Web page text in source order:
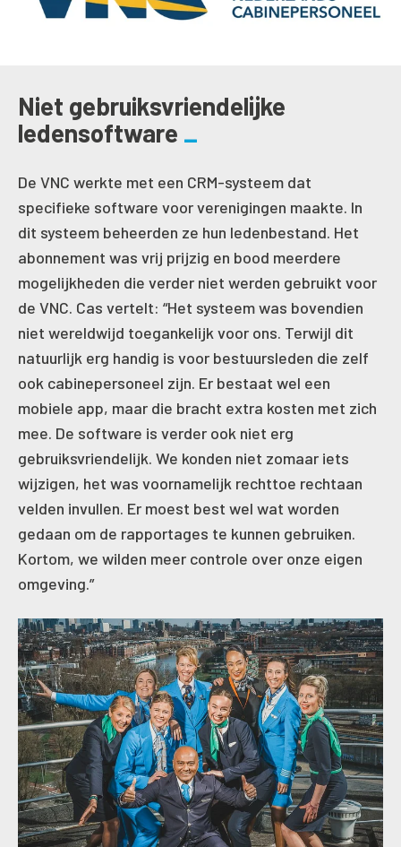
Niet gebruiksvriendelijke
ledensoftware
De VNC werkte met een CRM-systeem dat
specifieke software voor verenigingen maakte. In
dit systeem beheerden ze hun ledenbestand. Het
abonnement was vrij prijzig en bood meerdere
mogelijkheden die verder niet werden gebruikt voor
de VNC. Cas vertelt: “Het systeem was bovendien
niet wereldwijd toegankelijk voor ons. Terwijl dit
natuurlijk erg handig is voor bestuursleden die zelf
ook cabinepersoneel zijn. Er bestaat wel een
mobiele app, maar die bracht extra kosten met zich
mee. De software is verder ook niet erg
gebruiksvriendelijk. We konden niet zomaar iets
wijzigen, het was voornamelijk rechttoe rechtaan
velden invullen. Er moest best wel wat worden
gedaan om de rapportages te kunnen gebruiken.
Kortom, we wilden meer controle over onze eigen
omgeving.”